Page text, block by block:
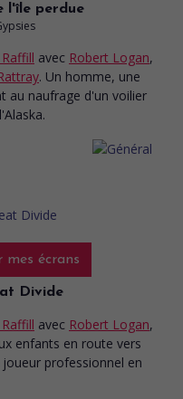
l'île perdue
avec Robert Logan,
. Un homme, une
au naufrage d'un voilier
mes écrans
Divide
avec Robert Logan,
enfants en route vers
professionnel en